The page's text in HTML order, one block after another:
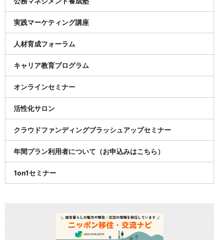
実践マーケティング講座
人材育成フォーラム
キャリア教育プログラム
オンラインセミナー
活性化サロン
クラウドファンディングブラッシュアップセミナー
年間プラン利用者について（お申込みはこちら）
1on1セミナー